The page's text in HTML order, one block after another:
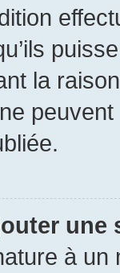
la
une
à un